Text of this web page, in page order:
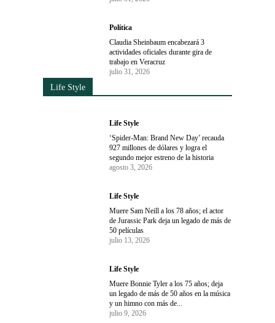
Política
Claudia Sheinbaum encabezará 3
actividades oficiales durante gira de
trabajo en Veracruz
julio 31, 2026
Life Style
Life Style
‘Spider-Man: Brand New Day’ recauda
927 millones de dólares y logra el
segundo mejor estreno de la historia
agosto 3, 2026
Life Style
Muere Sam Neill a los 78 años; el actor
de Jurassic Park deja un legado de más de
50 películas
julio 13, 2026
Life Style
Muere Bonnie Tyler a los 75 años; deja
un legado de más de 50 años en la música
y un himno con más de...
julio 9, 2026